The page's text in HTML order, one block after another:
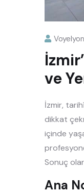
ve
İzmir,
dikkat
içinde
Sonuç
Ana